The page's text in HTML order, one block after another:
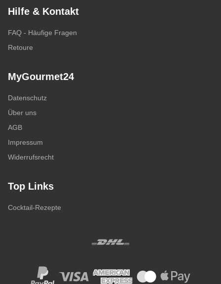
Hilfe & Kontakt
FAQ - Häufige Fragen
Retoure
MyGourmet24
Datenschutz
Über uns
AGB
Impressum
Widerrufsrecht
Top Links
Cocktail-Rezepte